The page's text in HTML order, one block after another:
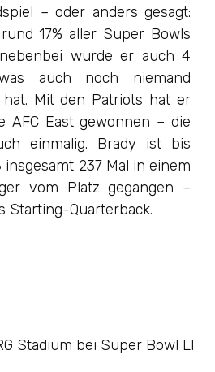
– oder anders gesagt:
17% aller Super Bowls
wurde er auch 4
auch noch niemand
hat. Mit den Patriots hat er
AFC East gewonnen – die
einmalig. Brady ist bis
237 Mal in einem
vom Platz gegangen –
Starting-Quarterback.